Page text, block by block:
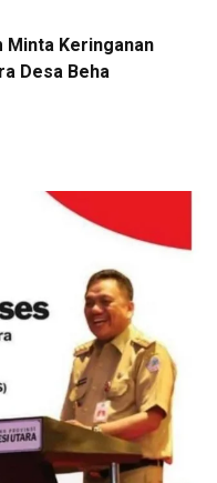
Minta Keringanan
Desa Beha